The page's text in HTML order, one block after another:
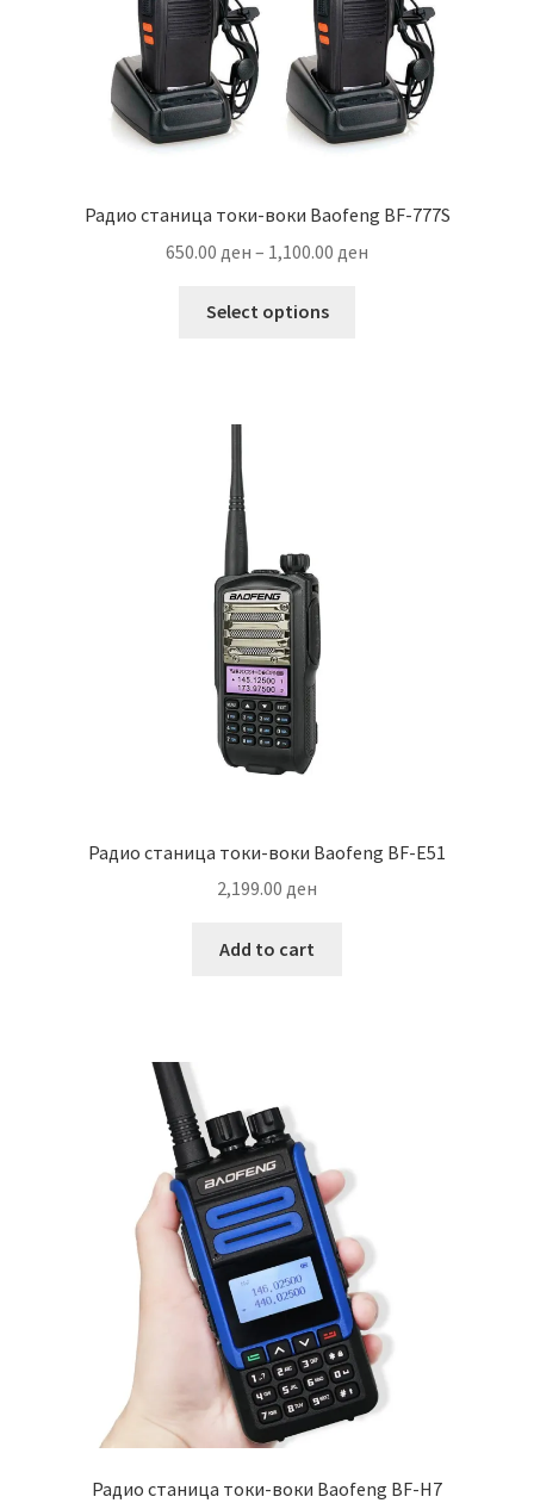
Радио станица токи-воки Baofeng BF-777S
650.00 ден – 1,100.00 ден
Select options
Радио станица токи-воки Baofeng BF-E51
2,199.00 ден
Add to cart
Радио станица токи-воки Baofeng BF-H7